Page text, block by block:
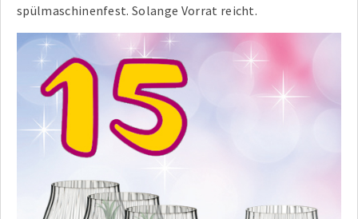
spülmaschinenfest. Solange Vorrat reicht.